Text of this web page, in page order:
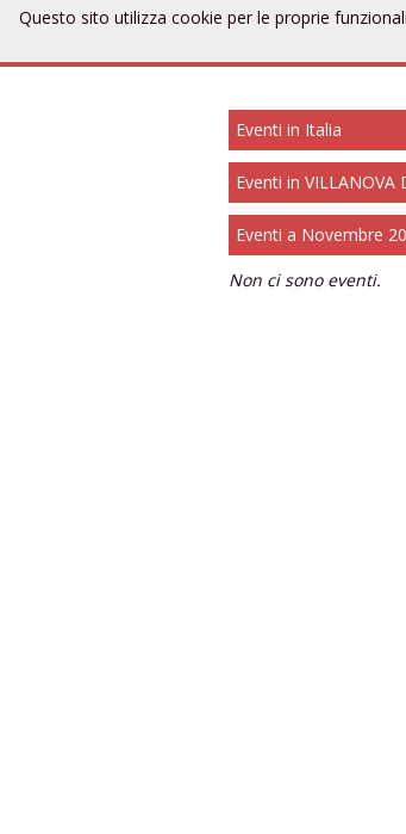
Eventi di
Eventi in Italia
Eventi in VILLANOVA
Eventi a Novembre
Non ci sono eventi.
Questo sito utilizza cookie per le proprie